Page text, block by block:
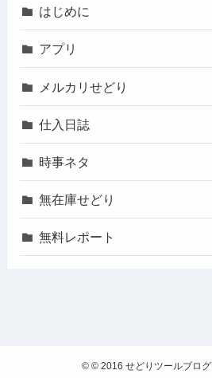
はじめに
アプリ
メルカリせどり
仕入日誌
時事ネタ
無在庫せどり
無料レポート
© © 2016 せどりツールブロ